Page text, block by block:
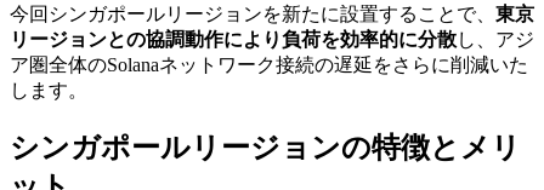
今回シンガポールリージョンを新たに設置することで、 東京
リージョンとの協調動作により負荷を効率的に分散し、アジ
ア圏全体のSolanaネットワーク接続の遅延をさらに削減いた
します。
シンガポールリージョンの特徴とメリ